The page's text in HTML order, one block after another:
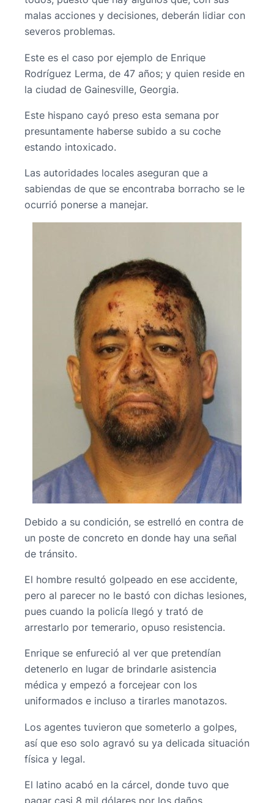
malas acciones y decisiones, deberán lidiar con
severos problemas.
Este es el caso por ejemplo de Enrique
Rodríguez Lerma, de 47 años; y quien reside en
la ciudad de Gainesville, Georgia.
Este hispano cayó preso esta semana por
presuntamente haberse subido a su coche
estando intoxicado.
Las autoridades locales aseguran que a
sabiendas de que se encontraba borracho se le
ocurrió ponerse a manejar.
Debido a su condición, se estrelló en contra de
un poste de concreto en donde hay una señal
de tránsito.
El hombre resultó golpeado en ese accidente,
pero al parecer no le bastó con dichas lesiones,
pues cuando la policía llegó y trató de
arrestarlo por temerario, opuso resistencia.
Enrique se enfureció al ver que pretendían
detenerlo en lugar de brindarle asistencia
médica y empezó a forcejear con los
uniformados e incluso a tirarles manotazos.
Los agentes tuvieron que someterlo a golpes,
así que eso solo agravó su ya delicada situación
física y legal.
El latino acabó en la cárcel, donde tuvo que
pagar casi 8 mil dólares por los daños